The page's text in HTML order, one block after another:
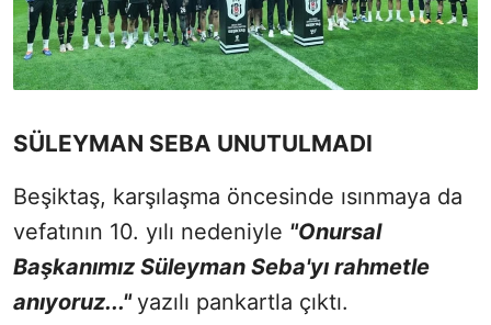
SÜLEYMAN SEBA UNUTULMADI
Beşiktaş, karşılaşma öncesinde ısınmaya da
vefatının 10. yılı nedeniyle "Onursal
Başkanımız Süleyman Seba'yı rahmetle
anıyoruz..."yazılı pankartla çıktı.